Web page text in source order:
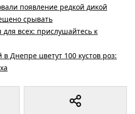
появление редкой дикой
срывать
всех: прислушайтесь к
Днепре цветут 100 кустов роз: